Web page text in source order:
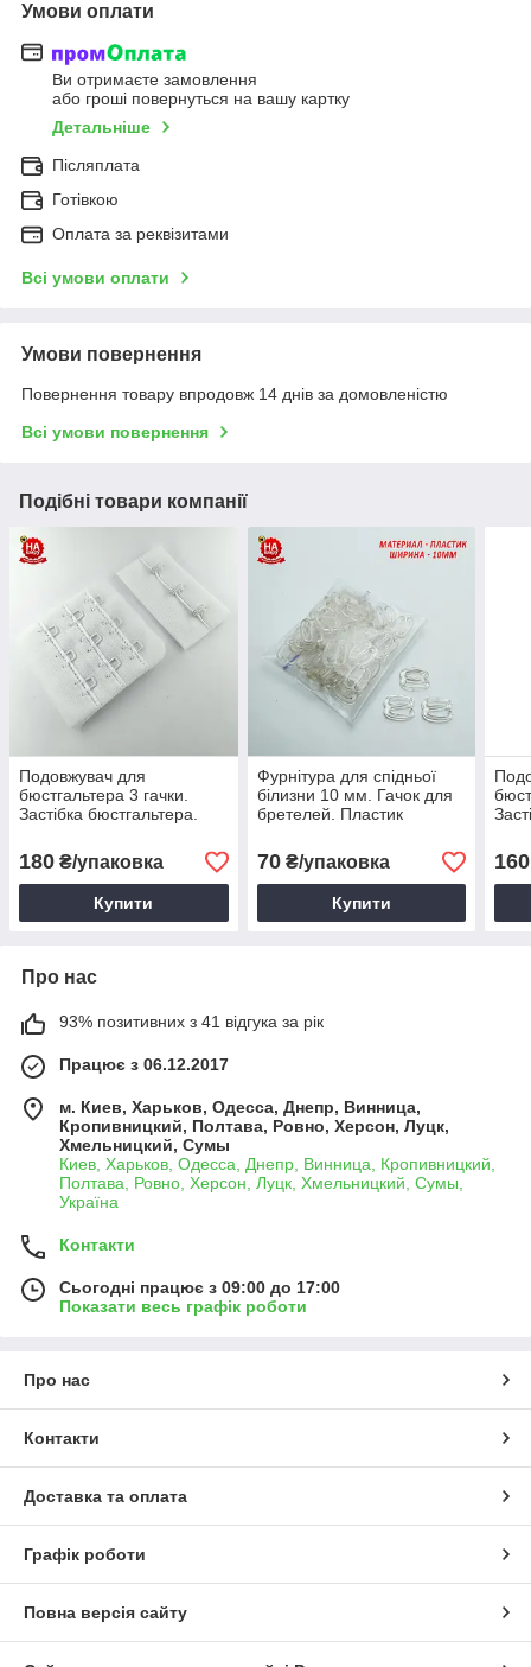
Умови оплати
Ви отримаєте замовлення
або гроші повернуться на вашу картку
Детальніше
Післяплата
Готівкою
Оплата за реквізитами
Всі умови оплати
Умови повернення
Повернення товару впродовж 14 днів за домовленістю
Всі умови повернення
Подібні товари компанії
Подовжувач для
бюстгальтера 3 гачки.
Застібка бюстгальтера.
180 ₴/упаковка
Купити
Фурнітура для спідньої
білизни 10 мм. Гачок для
бретелей. Пластик
70₴/упаковка
Купити
160
Про нас
93% позитивних з 41 відгука за рік
Працює з 06.12.2017
м. Киев, Харьков, Одесса, Днепр, Винница,
Кропивницкий, Полтава, Ровно, Херсон, Луцк,
Хмельницкий, Сумы
Киев, Харьков, Одесса, Днепр, Винница, Кропивницкий,
Полтава, Ровно, Херсон, Луцк, Хмельницкий, Сумы,
Україна
Контакти
Сьогодні працює з 09:00 до 17:00
Показати весь графік роботи
Про нас
Контакти
Доставка та оплата
Графік роботи
Повна версія сайту